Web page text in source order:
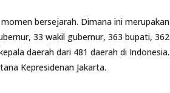
bersejarah. Dimana ini merupakan
33 wakil gubernur, 363 bupati, 362
daerah dari 481 daerah di Indonesia.
Kepresidenan Jakarta.